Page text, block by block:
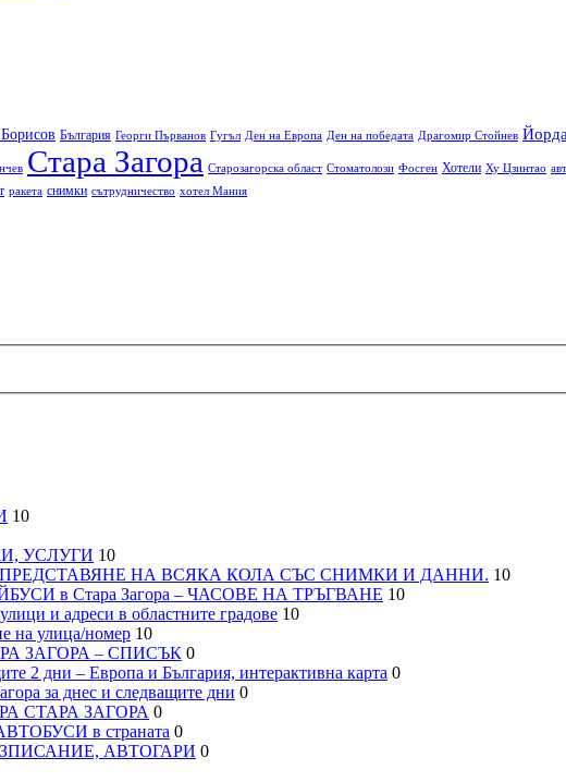
България Георги Първанов Гугъл Ден на Европа Ден на победата Драгомир Стойнев
Стара Загора Старозагорска област Стоматолози Фосген Хотели Ху Цзинтао
ракета снимки сътрудничество хотел Мания
10
УСЛУГИ 10
НА ВСЯКА КОЛА СЪС СНИМКИ И ДАННИ. 10
в Стара Загора – ЧАСОВЕ НА ТРЪГВАНЕ 10
и адреси в областните градове 10
улица/номер 10
ЗАГОРА – СПИСЪК 0
дни – Европа и България, интерактивна карта 0
за днес и следващите дни 0
СТАРА ЗАГОРА 0
в страната 0
АВТОГАРИ 0